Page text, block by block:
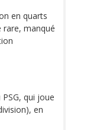
en quarts
rare, manqué
qui joue
en